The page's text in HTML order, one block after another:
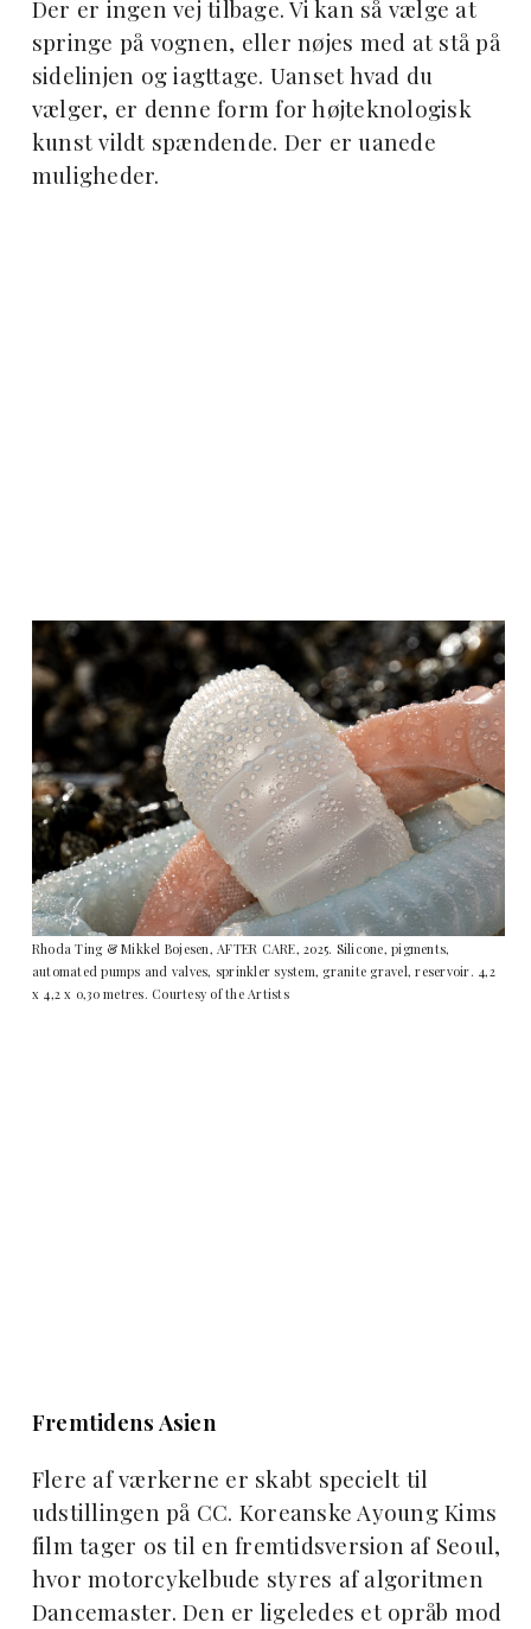
Der er ingen vej tilbage. Vi kan så vælge at
springe på vognen, eller nøjes med at stå på
sidelinjen og iagttage. Uanset hvad du
vælger, er denne form for højteknologisk
kunst vildt spændende. Der er uanede
muligheder.
Rhoda Ting & Mikkel Bojesen, AFTER CARE, 2025. Silicone, pigments,
automated pumps and valves, sprinkler system, granite gravel, reservoir. 4,2
x 4,2 x 0,30 metres. Courtesy of the Artists
Fremtidens Asien
Flere af værkerne er skabt specielt til
udstillingen på CC. Koreanske Ayoung Kims
film tager os til en fremtidsversion af Seoul,
hvor motorcykelbude styres af algoritmen
Dancemaster. Den er ligeledes et opråb mod